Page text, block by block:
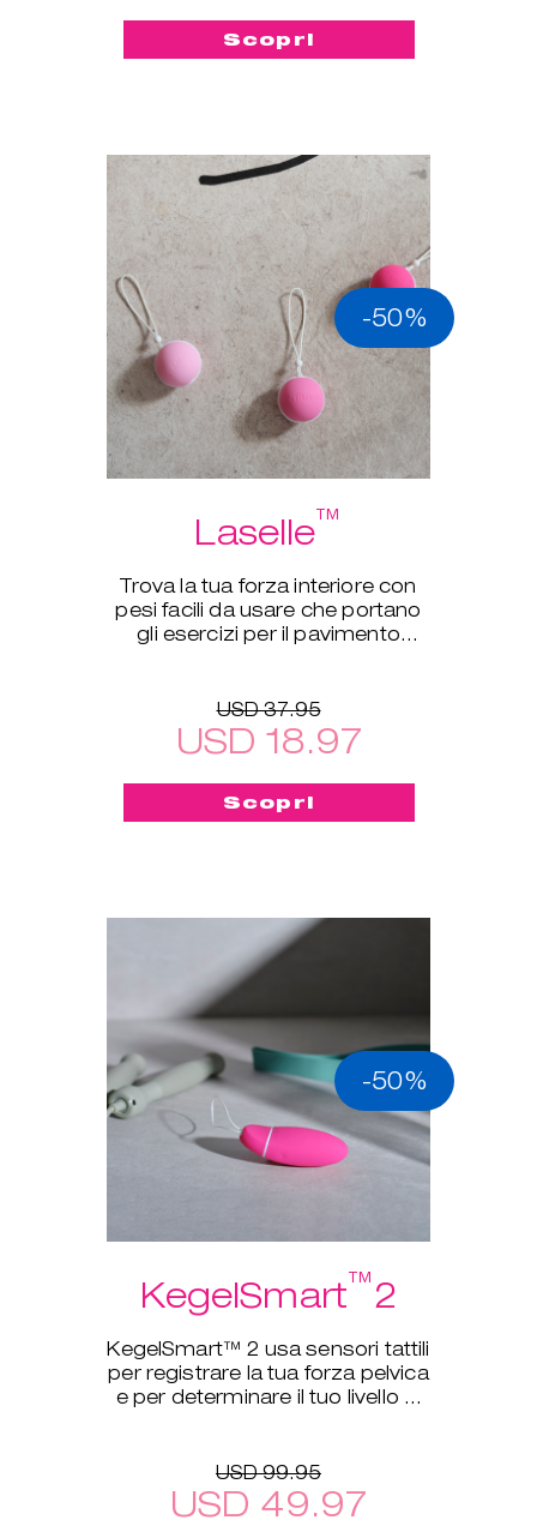
Scopri
-50%
Laselle™
Trova la tua forza interiore con
pesi facili da usare che portano
gli esercizi per il pavimento
USD 37.95
USD 18.97
Scopri
-50%
KegelSmart™2
KegelSmart™ 2 usa sensori tattili
per registrare la tua forza pelvica
e per determinare il tuo livello di
USD 99.95
USD 49.97